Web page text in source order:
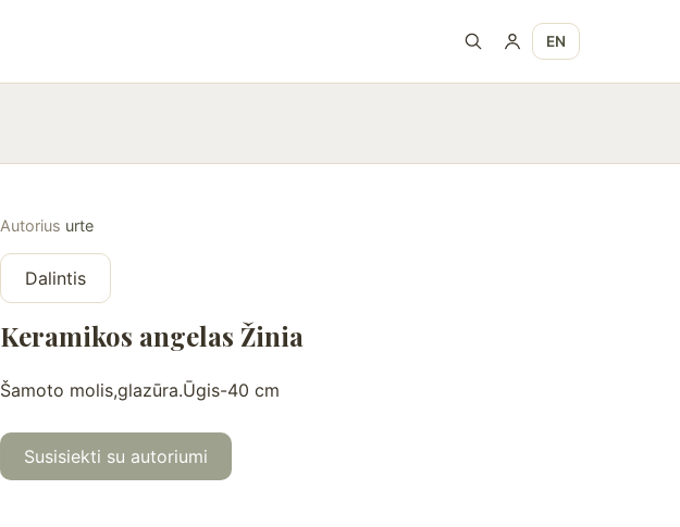
EN
Autorius urte
Dalintis
Keramikos angelas Žinia
Šamoto molis,glazūra.Ūgis-40 cm
Susisiekti su autoriumi